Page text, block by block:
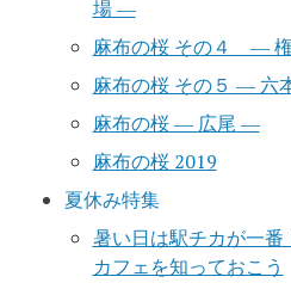
場 ―
麻布の桜 その４ ―
麻布の桜 その５ ― 六
麻布の桜 ― 広尾 ―
麻布の桜 2019
夏休み特集
暑い日は駅チカが一
カフェを知っておこう